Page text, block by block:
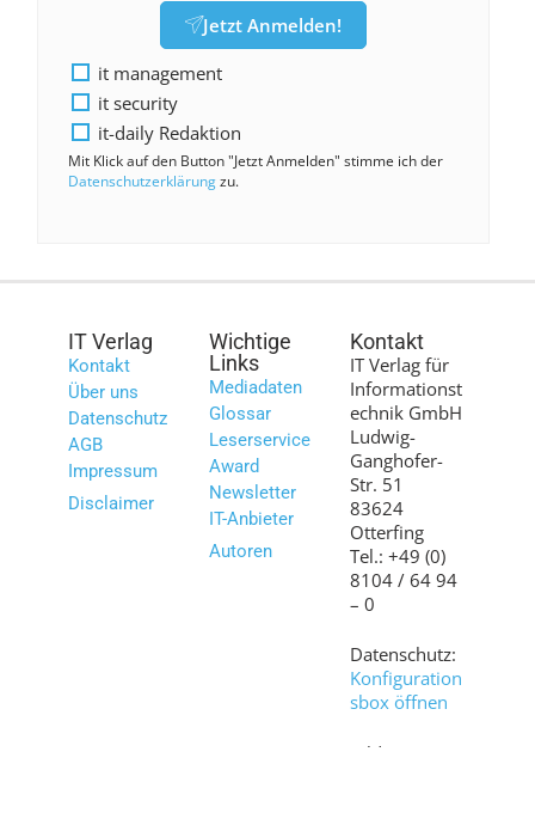
Jetzt Anmelden!
it management
it security
it-daily Redaktion
Mit Klick auf den Button "Jetzt Anmelden" stimme ich der
Datenschutzerklärungzu.
IT Verlag
Kontakt
Über uns
Datenschutz
AGB
Impressum
Disclaimer
Wichtige
Links
Mediadaten
Glossar
Leserservice
Award
Newsletter
IT-Anbieter
Autoren
Kontakt
IT Verlag für
Informationst
echnik GmbH
Ludwig-
Ganghofer-
Str. 51
83624
Otterfing
Tel.: +49 (0)
8104 / 64 94
– 0
Datenschutz:
Konfiguration
sbox öffnen
Bilder: